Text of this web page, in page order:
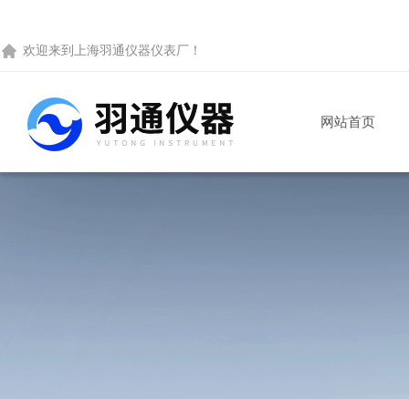
欢迎来到 上海羽通仪器仪表厂 ！
网站首页